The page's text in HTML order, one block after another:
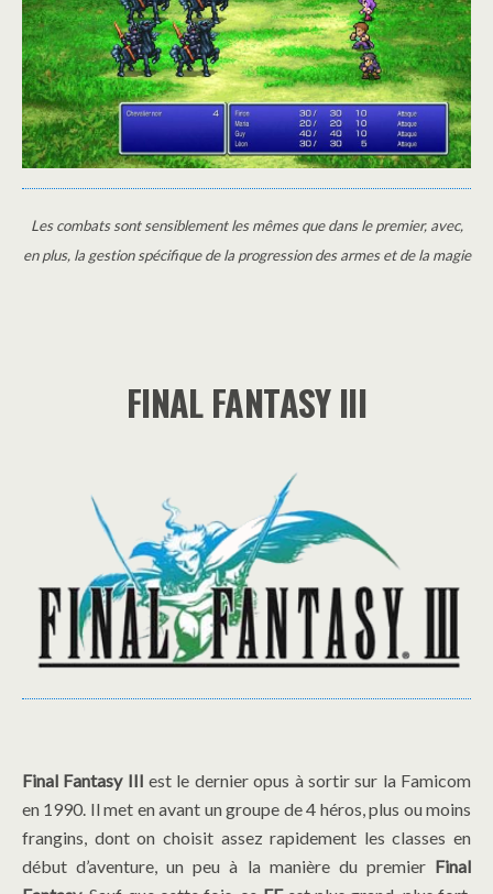
Les combats sont sensiblement les mêmes que dans le premier, avec,
en plus, la gestion spécifique de la progression des armes et de la magie
FINAL FANTASY III
Final Fantasy III est le dernier opus à sortir sur la Famicom
en 1990. Il met en avant un groupe de 4 héros, plus ou moins
frangins, dont on choisit assez rapidement les classes en
début d’aventure, un peu à la manière du premier Final